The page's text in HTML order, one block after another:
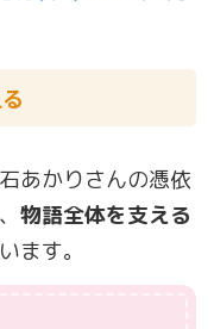
あかりさんの憑依
物語全体を支える
ます。